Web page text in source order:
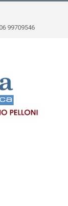
99709546